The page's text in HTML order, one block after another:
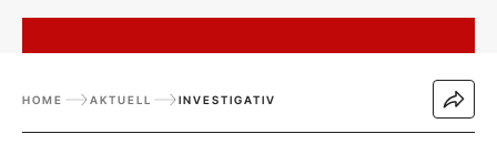
HOME AKTUELL INVESTIGATIV